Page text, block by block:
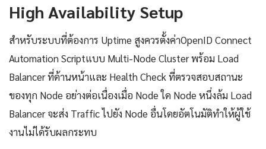
High Availability Setup
สำหรับระบบที่ต้องการ Uptime สูงควรตั้งค่าOpenID Connect
Automation Scriptแบบ Multi-Node Cluster พร้อม Load
Balancer ที่ด้านหน้าและ Health Check ที่ตรวจสอบสถานะ
ของทุก Node อย่างต่อเนื่องเมื่อ Node ใด Node หนึ่งล้ม Load
Balancer จะส่ง Traffic ไปยัง Node อื่นโดยอัตโนมัติทำให้ผู้ใช้
งานไม่ได้รับผลกระทบ